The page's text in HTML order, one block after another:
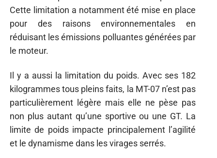
Cette limitation a notamment été mise en place
pour des raisons environnementales en
réduisant les émissions polluantes générées par
le moteur.
Il y a aussi la limitation du poids. Avec ses 182
kilogrammes tous pleins faits, la MT-07 n’est pas
particulièrement légère mais elle ne pèse pas
non plus autant qu’une sportive ou une GT. La
limite de poids impacte principalement l’agilité
et le dynamisme dans les virages serrés.